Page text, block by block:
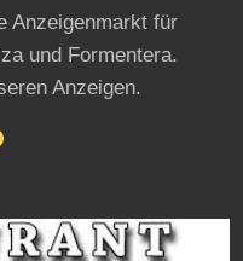
Anzeigenmarkt für
und Formentera.
Anzeigen.